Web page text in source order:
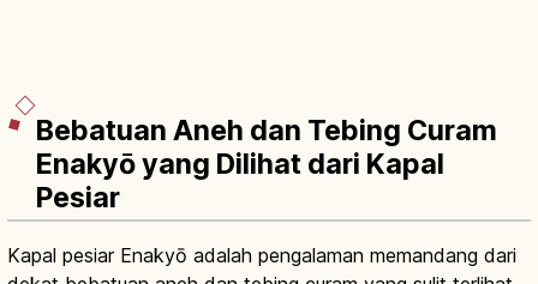
Bebatuan Aneh dan Tebing Curam
Enakyō yang Dilihat dari Kapal
Pesiar
Kapal pesiar Enakyō adalah pengalaman memandang dari